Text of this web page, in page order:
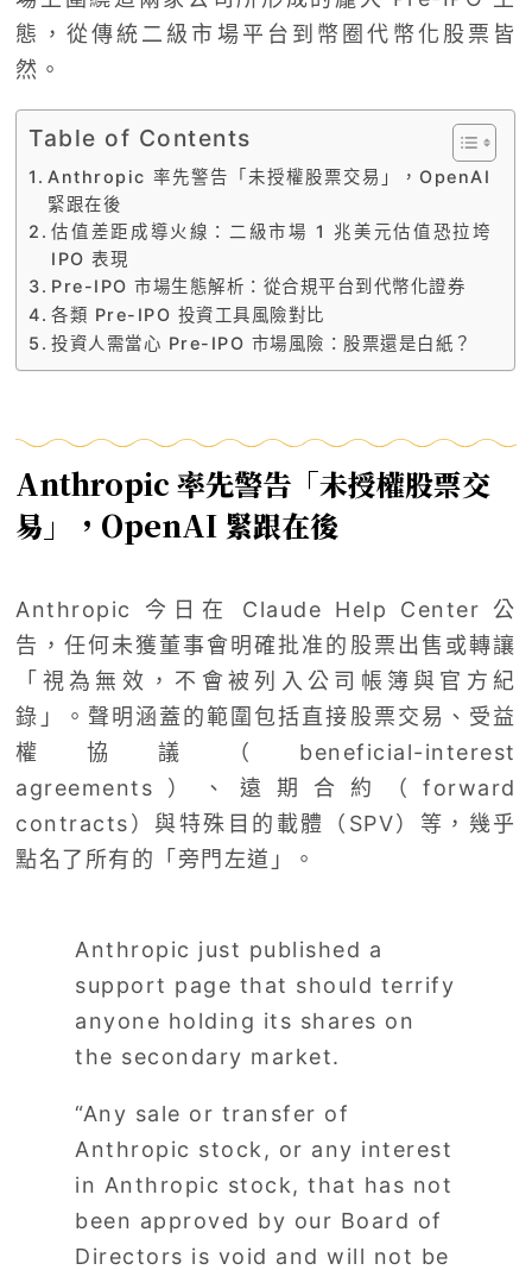
態，從傳統二級市場平台到幣圈代幣化股票皆
然。
Table of Contents
Anthropic 率先警告「未授權股票交易」，OpenAI
緊跟在後
估值差距成導火線：二級市場 1 兆美元估值恐拉垮
IPO 表現
Pre-IPO 市場生態解析：從合規平台到代幣化證券
各類 Pre-IPO 投資工具風險對比
投資人需當心 Pre-IPO 市場風險：股票還是白紙？
Anthropic 率先警告「未授權股票交
易」，OpenAI 緊跟在後
Anthropic 今日在 Claude Help Center 公
告，任何未獲董事會明確批准的股票出售或轉讓
「視為無效，不會被列入公司帳簿與官方紀
錄」。聲明涵蓋的範圍包括直接股票交易、受益
權協議（beneficial-interest
agreements）、遠期合約（forward
contracts）與特殊目的載體（SPV）等，幾乎
點名了所有的「旁門左道」。
Anthropic just published a
support page that should terrify
anyone holding its shares on
the secondary market.
“Any sale or transfer of
Anthropic stock, or any interest
in Anthropic stock, that has not
been approved by our Board of
Directors is void and will not be